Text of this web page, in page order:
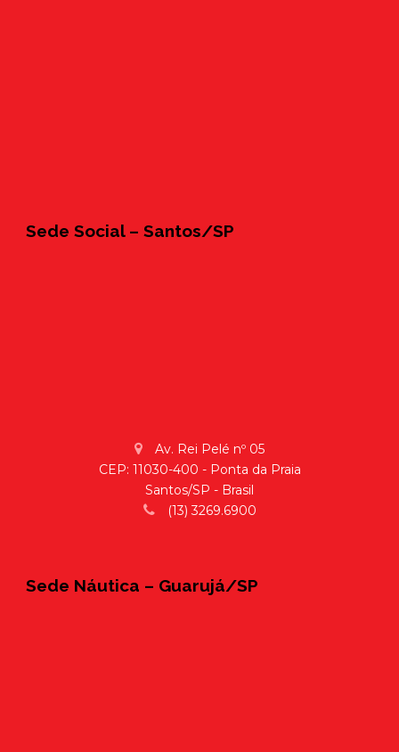
Sede Social – Santos/SP
Av. Rei Pelé nº 05
CEP: 11030-400 - Ponta da Praia
Santos/SP - Brasil
(13) 3269.6900
Sede Náutica – Guarujá/SP